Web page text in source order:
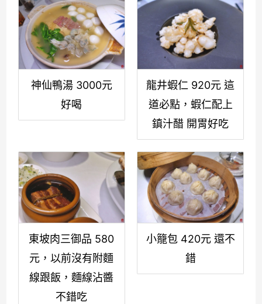
神仙鴨湯 3000元
好喝
龍井蝦仁 920元 這
道必點，蝦仁配上
鎮汁醋 開胃好吃
東坡肉三御品 580
元，以前沒有附麵
線跟飯，麵線沾醬
不錯吃
小籠包 420元 還不
錯